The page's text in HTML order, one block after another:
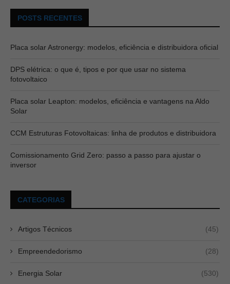
POSTS RECENTES
Placa solar Astronergy: modelos, eficiência e distribuidora oficial
DPS elétrica: o que é, tipos e por que usar no sistema
fotovoltaico
Placa solar Leapton: modelos, eficiência e vantagens na Aldo
Solar
CCM Estruturas Fotovoltaicas: linha de produtos e distribuidora
Comissionamento Grid Zero: passo a passo para ajustar o
inversor
CATEGORIAS
Artigos Técnicos (45)
Empreendedorismo (28)
Energia Solar (530)